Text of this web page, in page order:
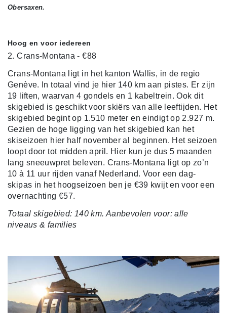
Obersaxen.
Hoog en voor iedereen
2. Crans-Montana - €88
Crans-Montana ligt in het kanton Wallis, in de regio
Genève. In totaal vind je hier 140 km aan pistes. Er zijn
19 liften, waarvan 4 gondels en 1 kabeltrein. Ook dit
skigebied is geschikt voor skiërs van alle leeftijden. Het
skigebied begint op 1.510 meter en eindigt op 2.927 m.
Gezien de hoge ligging van het skigebied kan het
skiseizoen hier half november al beginnen. Het seizoen
loopt door tot midden april. Hier kun je dus 5 maanden
lang sneeuwpret beleven. Crans-Montana ligt op zo’n
10 à 11 uur rijden vanaf Nederland. Voor een dag-
skipas in het hoogseizoen ben je €39 kwijt en voor een
overnachting €57.
Totaal skigebied: 140 km. Aanbevolen voor: alle
niveaus & families